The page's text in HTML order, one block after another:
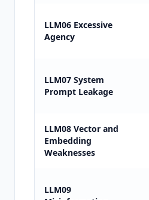
LLM06 Excessive
Agency
LLM07 System
Prompt Leakage
LLM08 Vector and
Embedding
Weaknesses
LLM09